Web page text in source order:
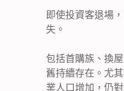
即使投資客退場
失。
包括首購族、換
舊持續存在。尤
業人口增加，仍